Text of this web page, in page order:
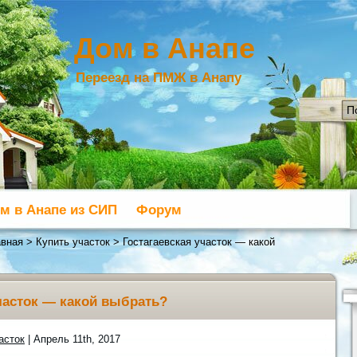
Дом в Анапе
Переезд на ПМЖ в Анапу
в Анапе из СИП Форум
> Купить участок> Гостагаевская участок — какой
— какой выбрать?
| Апрель 11th, 2017